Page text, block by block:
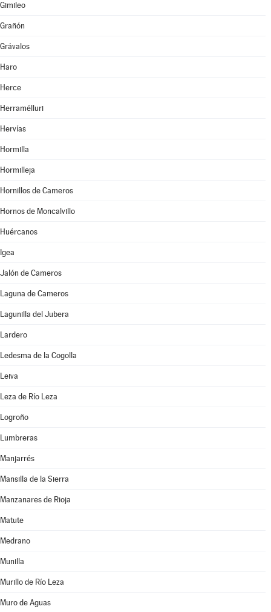
Gimileo
Grañón
Grávalos
Haro
Herce
Herramélluri
Hervías
Hormilla
Hormilleja
Hornillos de Cameros
Hornos de Moncalvillo
Huércanos
Igea
Jalón de Cameros
Laguna de Cameros
Lagunilla del Jubera
Lardero
Ledesma de la Cogolla
Leiva
Leza de Río Leza
Logroño
Lumbreras
Manjarrés
Mansilla de la Sierra
Manzanares de Rioja
Matute
Medrano
Munilla
Murillo de Río Leza
Muro de Aguas